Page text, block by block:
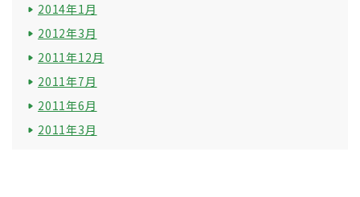
2014年1月
2012年3月
2011年12月
2011年7月
2011年6月
2011年3月